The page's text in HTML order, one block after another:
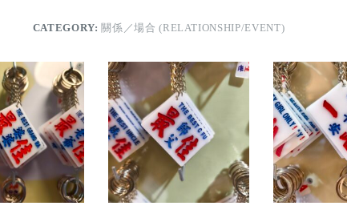
梗
我
quantity
CATEGORY: 關係／場合 (RELATIONSHIP/EVENT)